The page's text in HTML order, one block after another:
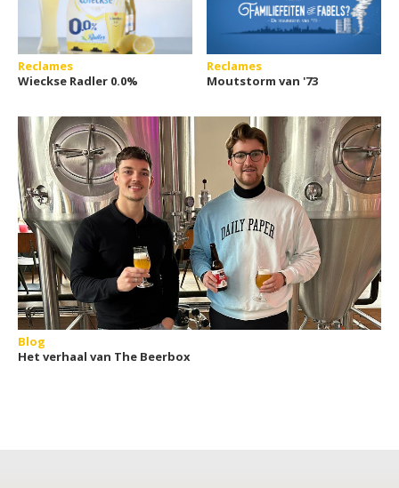
Reclames
Wieckse Radler 0.0%
Reclames
Moutstorm van '73
Blog
Het verhaal van The Beerbox